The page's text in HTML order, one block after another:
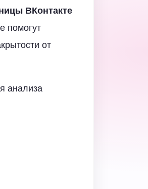
ВКонтакте
помогут
от
анализа